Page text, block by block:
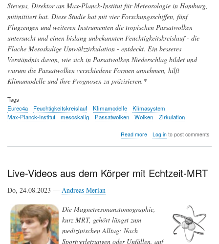
Stevens, Direktor am Max-Planck-Institut für Meteorologie in Hamburg,
mitinitiiert hat. Diese Studie hat mit vier Forschungsschiffen, fünf
Flugzeugen und weiteren Instrumenten die tropischen Passatwolken
untersucht und einen bislang unbekannten Feuchtigkeitskreislauf - die
Flache Mesoskalige Umwälzzirkulation - entdeckt. Ein besseres
Verständnis davon, wie sich in Passatwolken Niederschlag bildet und
warum die Passatwolken verschiedene Formen annehmen, hilft
Klimamodelle und ihre Prognosen zu präzisieren.*
Tags
Eurec4a
Feuchtigkeitskreislauf Klimamodelle
Klimasystem
Max-Planck-Institut
mesoskalig Passatwolken Wolken Zirkulation
Read moreabout
entdeckter
Schutz
Erderwärmung
Log into post comments
Live-Videos aus dem Körper mit Echtzeit-MRT
Do, 24.08.2023 — Andreas Merian
Die Magnetresonanztomographie,
kurz MRT, gehört längst zum
medizinischen Alltag: Nach
Sportverletzungen oder Unfällen, auf